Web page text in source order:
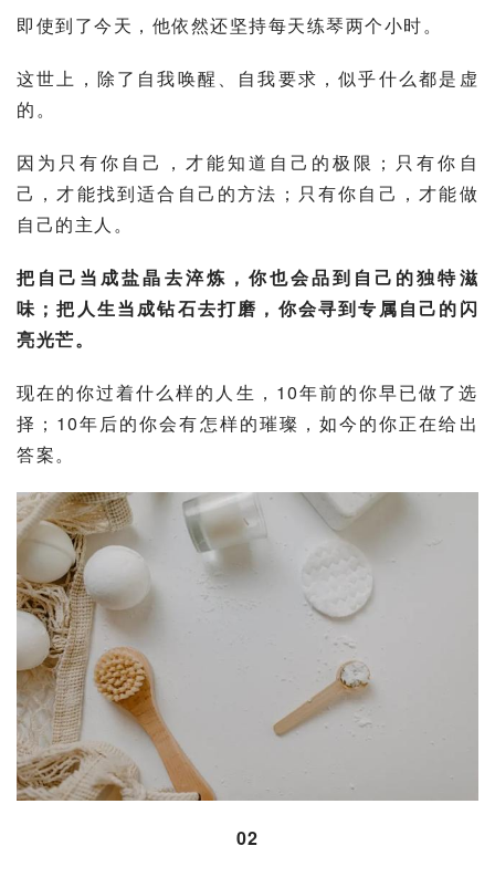
即使到了今天，他依然还坚持每天练琴两个小时。
这世上，除了自我唤醒、自我要求，似乎什么都是虚
的。
因为只有你自己，才能知道自己的极限；只有你自
己，才能找到适合自己的方法；只有你自己，才能做
自己的主人。
把自己当成盐晶去淬炼，你也会品到自己的独特滋
味；把人生当成钻石去打磨，你会寻到专属自己的闪
亮光芒。
现在的你过着什么样的人生，10年前的你早已做了选
择；10年后的你会有怎样的璀璨，如今的你正在给出
答案。
02